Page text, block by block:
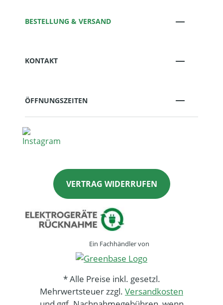
BESTELLUNG & VERSAND
KONTAKT
ÖFFNUNGSZEITEN
VERTRAG WIDERRUFEN
Ein Fachhändler von
* Alle Preise inkl. gesetzl.
Mehrwertsteuer zzgl. Versandkosten